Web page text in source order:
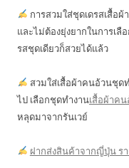
การสวมใส่ชุดเดรสเสื้อ
และไม่ต้องยุ่งยากในการเลื
รสชุดเดียวก็สวยได้แล้ว
สวมใส่เสื้อผ้าคนอ้วนชุด
ไป เลือกชุดทำงานเสื้อผ้าค
หลุดมาจากรันเวย์
ฝากส่งสินค้าจากญี่ปุ่น ร